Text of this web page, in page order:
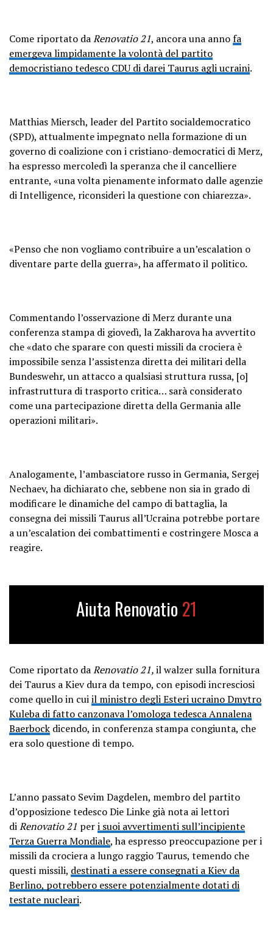
Come riportato daRenovatio 21, ancora una annofa
emergeva limpidamente la volontà del partito
democristiano tedesco CDU di darei Taurus agli ucraini.
Matthias Miersch, leader del Partito socialdemocratico
(SPD), attualmente impegnato nella formazione di un
governo di coalizione con i cristiano-democratici di Merz,
ha espresso mercoledì la speranza che il cancelliere
entrante, «una volta pienamente informato dalle agenzie
di Intelligence, riconsideri la questione con chiarezza».
«Penso che non vogliamo contribuire a un’escalation o
diventare parte della guerra», ha affermato il politico.
Commentando l’osservazione di Merz durante una
conferenza stampa di giovedì, la Zakharova ha avvertito
che «dato che sparare con questi missili da crociera è
impossibile senza l’assistenza diretta dei militari della
Bundeswehr, un attacco a qualsiasi struttura russa, [o]
infrastruttura di trasporto critica… sarà considerato
come una partecipazione diretta della Germania alle
operazioni militari».
Analogamente, l’ambasciatore russo in Germania, Sergej
Nechaev, ha dichiarato che, sebbene non sia in grado di
modificare le dinamiche del campo di battaglia, la
consegna dei missili Taurus all’Ucraina potrebbe portare
a un’escalation dei combattimenti e costringere Mosca a
reagire.
Aiuta Renovatio 21
Come riportato daRenovatio 21,il walzer sulla fornitura
dei Taurus a Kiev dura da tempo, con episodi incresciosi
come quello in cuiil ministro degli Esteri ucraino Dmytro
Kuleba di fatto canzonava l’omologa tedesca Annalena
Baerbock dicendo, in conferenza stampa congiunta, che
era solo questione di tempo.
L’anno passato Sevim Dagdelen, membro del partito
d’opposizione tedesco Die Linke già nota ai lettori
diRenovatio 21 peri suoi avvertimenti sull’incipiente
Terza Guerra Mondiale, ha espresso preoccupazione per i
missili da crociera a lungo raggio Taurus, temendo che
questi missili, destinati a essere consegnati a Kiev da
Berlino, potrebbero essere potenzialmente dotati di
testate nucleari.